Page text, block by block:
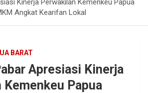
Angkat Kearifan Lokal
BARAT
Apresiasi Kinerja
Kemenkeu Papua